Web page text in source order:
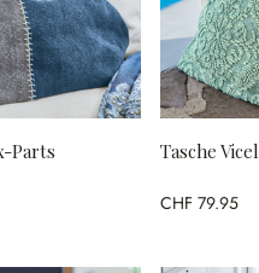
Parts Tasche Vicel
CHF 79.95